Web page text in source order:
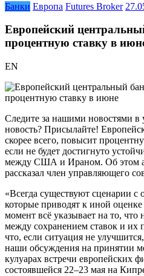
Банки Европа Futures Broker
Европейский
процентную ставку в
EN
Следите за нашими новостями в
новость? Присылайте!
скорее всего, повысит
если не будет достигнуто
между США и Ираном. Об этом
рассказал член управляющего
«Всегда существуют сценарии с
которые приводят к иной
момент всё указывает на то, что
между сохранением ставок и
что, если ситуация не
наши обсуждения на принятии
кулуарах встречи европейских
состоявшейся 22–23 мая на